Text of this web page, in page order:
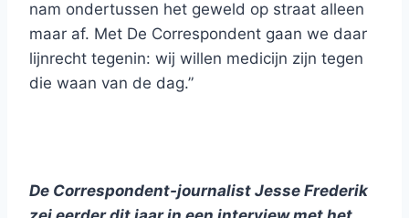
nam ondertussen het geweld op straat alleen
maar af. Met De Correspondent gaan we daar
lijnrecht tegenin: wij willen medicijn zijn tegen
die waan van de dag.”
De Correspondent-journalist Jesse Frederik